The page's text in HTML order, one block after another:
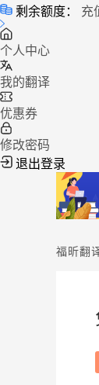
剩余额度：
充
个人中心
我的翻译
优惠券
修改密码
退出登录
福昕翻